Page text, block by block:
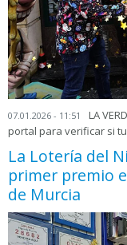
07.01.2026 - 11:51
LA
portal para verificar si
La Lotería del
primer premio
de Murcia